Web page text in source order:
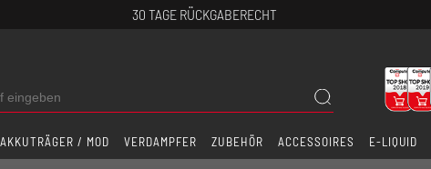
30 TAGE RÜCKGABERECHT
AKKUTRÄGER / MOD VERDAMPFER ZUBEHÖR ACCESSOIRES E-LIQUID